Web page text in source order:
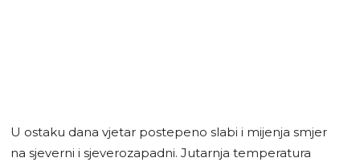
U ostaku dana vjetar postepeno slabi i mijenja smjer
na sjeverni i sjeverozapadni. Jutarnja temperatura